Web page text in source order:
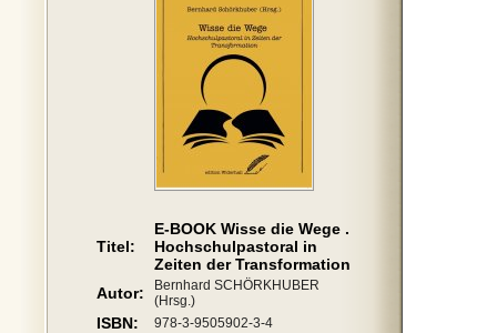
Titel:
E-BOOK Wisse die Wege .
Hochschulpastoral in
Zeiten der Transformation
Autor:
Bernhard SCHÖRKHUBER
(Hrsg.)
ISBN: 978-3-9505902-3-4